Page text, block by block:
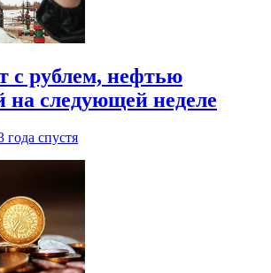
с рублем, нефтью
на следующей неделе
года спустя